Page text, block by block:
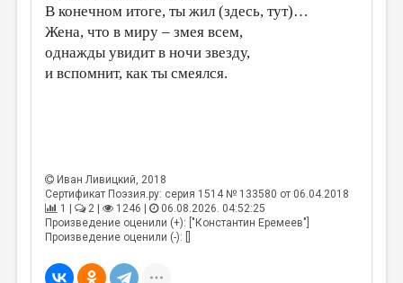
РЕДКОЛЛЕГИЯ
ОТ РЕДАКЦИИ
ЛИТЕРАТУРОВЕДЕНИЕ
КУЛЬТУРОВЕДЕНИЕ
ПУБЛИЦИСТИКА
РЕЦЕНЗИРОВАНИЕ
В конечном итоге, ты жил (здесь, тут)…
Жена, что в миру – змея всем,
однажды увидит в ночи звезду,
и вспомнит, как ты смеялся.
Иван Ливицкий, 2018
Сертификат Поэзия.ру: серия 1514 № 133580 от 06.04.2018
1 |
2 | 1246 |
06.08.2026. 04:52:25
Произведение оценили (+): ["Константин Еремеев"]
Произведение оценили (-): []